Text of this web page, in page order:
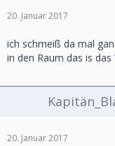
20. Januar 2017
ich schmeiß da mal
in den Raum das is das
20. Januar 2017